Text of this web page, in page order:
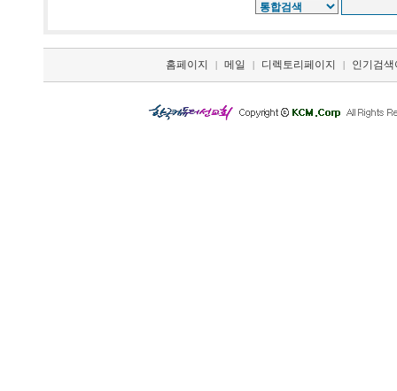
홈페이지 | 메일 | 디렉토리페이지 | 인기검색